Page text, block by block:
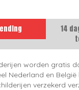
14
worden gratis
Nederland en
verzekerd